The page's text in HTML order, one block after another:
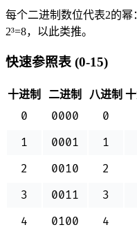
每个二进制数位代表2的幂
2³=8，以此类推。
快速参照表 (0-15)
十进制 二进制 八进制
0
0000 0
1
0001 1
2
0010 2
3
0011 3
4
0100 4